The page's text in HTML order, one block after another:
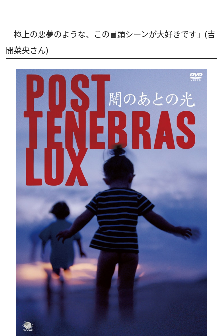
極上の悪夢のような、この冒頭シーンが大好きです」(吉
開菜央さん)